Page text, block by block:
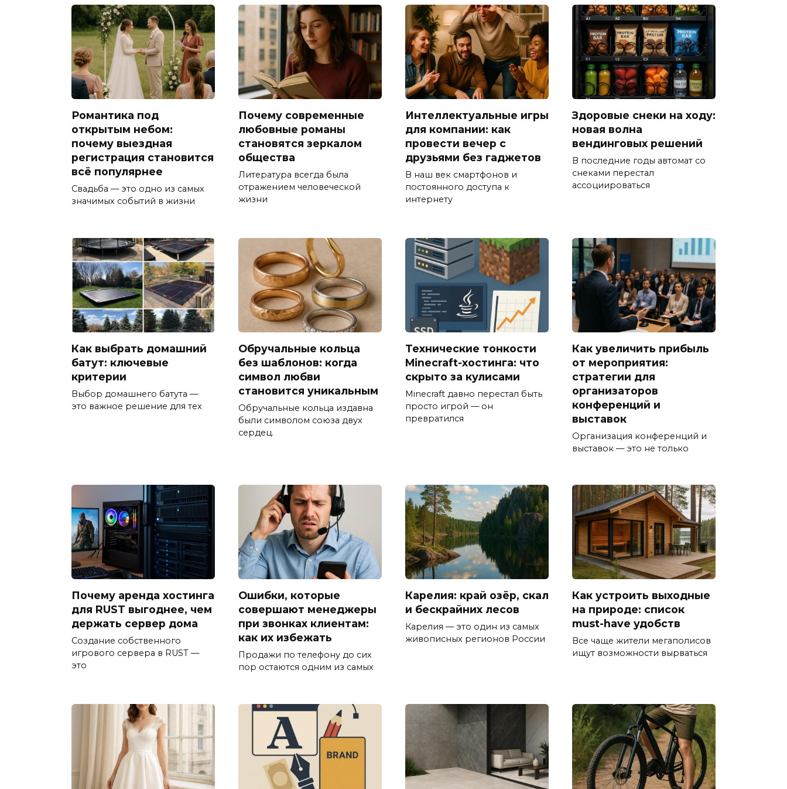
Романтика под
открытым небом:
почему выездная
регистрация становится
всё популярнее
Свадьба — это одно из самых
значимых событий в жизни
Почему современные
любовные романы
становятся зеркалом
общества
Литература всегда была
отражением человеческой
жизни
Интеллектуальные игры
для компании: как
провести вечер с
друзьями без гаджетов
В наш век смартфонов и
постоянного доступа к
интернету
Здоровые снеки на ходу:
новая волна
вендинговых решений
В последние годы автомат со
снеками перестал
ассоциироваться
Как выбрать домашний
батут: ключевые
критерии
Выбор домашнего батута —
это важное решение для тех
Обручальные кольца
без шаблонов: когда
символ любви
становится уникальным
Обручальные кольца издавна
были символом союза двух
сердец.
Технические тонкости
Minecraft-хостинга: что
скрыто за кулисами
Minecraft давно перестал быть
просто игрой — он
превратился
Как увеличить прибыль
от мероприятия:
стратегии для
организаторов
конференций и
выставок
Организация конференций и
выставок — это не только
Почему аренда хостинга
для RUST выгоднее, чем
держать сервер дома
Создание собственного
игрового сервера в RUST —
это
Ошибки, которые
совершают менеджеры
при звонках клиентам:
как их избежать
Продажи по телефону до сих
пор остаются одним из самых
Карелия: край озёр, скал
и бескрайних лесов
Карелия — это один из самых
живописных регионов России
Как устроить выходные
на природе: список
must-have удобств
Все чаще жители мегаполисов
ищут возможности вырваться